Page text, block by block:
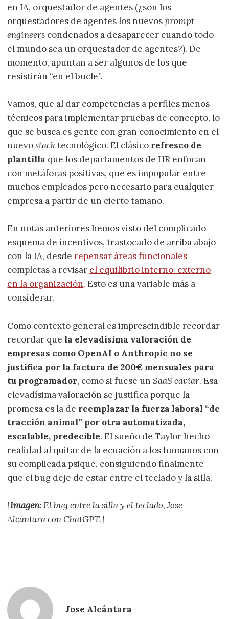
en IA, orquestador de agentes (¿son los
orquestadores de agentes los nuevosprompt
engineers condenados a desaparecer cuando todo
el mundo sea un orquestador de agentes?). De
momento, apuntan a ser algunos de los que
resistirán “en el bucle”.
Vamos, que al dar competencias a perfiles menos
técnicos para implementar pruebas de concepto, lo
que se busca es gente con gran conocimiento en el
nuevostacktecnológico. El clásico refresco de
plantilla que los departamentos de HR enfocan
con metáforas positivas, que es impopular entre
muchos empleados pero necesario para cualquier
empresa a partir de un cierto tamaño.
En notas anteriores hemos visto del complicado
esquema de incentivos, trastocado de arriba abajo
con la IA, desderepensar áreas funcionales
completas a revisar el equilibrio interno-externo
en la organización. Esto es una variable más a
considerar.
Como contexto general es imprescindible recordar
recordar que la elevadísima valoración de
empresas como OpenAI o Anthropic no se
justifica por la factura de 200€ mensuales para
tu programador, como si fuese unSaaS caviar. Esa
elevadísima valoración se justifica porque la
promesa es la de reemplazar la fuerza laboral “de
tracción animal” por otra automatizada,
escalable, predecible. El sueño de Taylor hecho
realidad al quitar de la ecuación a los humanos con
su complicada psique, consiguiendo finalmente
que el bug deje de estar entre el teclado y la silla.
[Imagen: El bug entre la silla y el teclado, Jose
Alcántara con ChatGPT.]
Jose Alcántara